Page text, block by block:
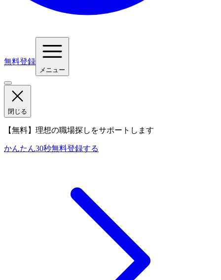
無料登録
メニュー
閉じる
【無料】理想の職場探しをサポートします
かんたん30秒無料登録する